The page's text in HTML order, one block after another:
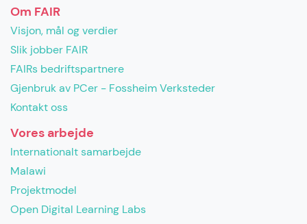
Om FAIR
Visjon, mål og verdier
Slik jobber FAIR
FAIRs bedriftspartnere
Gjenbruk av PCer - Fossheim Verksteder
Kontakt oss
Vores arbejde
Internationalt samarbejde
Malawi
Projektmodel
Open Digital Learning Labs